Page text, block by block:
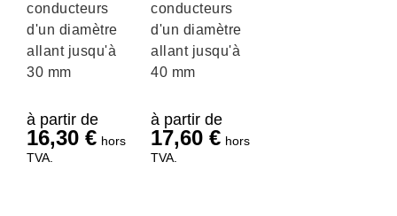
conducteurs
d'un diamètre
allant jusqu'à
30 mm
à partir de
16,30 € hors
TVA.
conducteurs
d'un diamètre
allant jusqu'à
40 mm
à partir de
17,60 € hors
TVA.